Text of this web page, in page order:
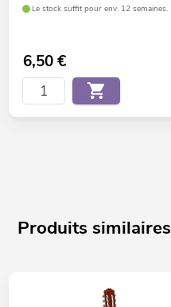
Le stock suffit pour env. 12 semaines.
6,50€
Produits similaires